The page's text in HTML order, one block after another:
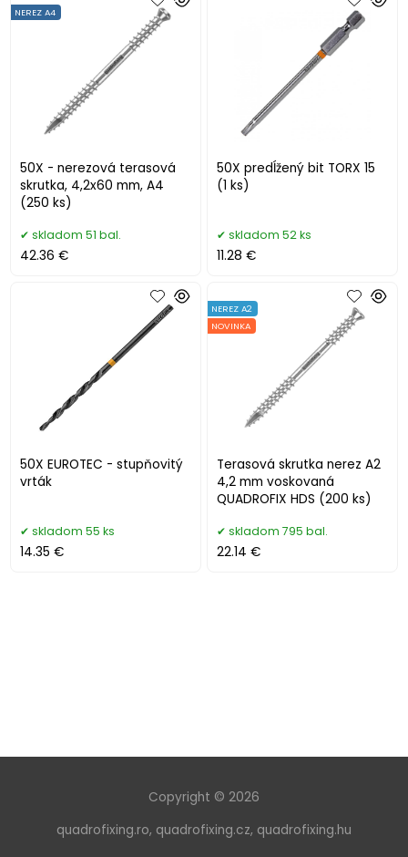
50X - nerezová terasová
skrutka, 4,2x60 mm, A4
(250 ks)
NEREZ A4
skladom 51 bal.
42.36 €
50X predĺžený bit TORX 15
(1 ks)
skladom 52 ks
11.28 €
50X EUROTEC - stupňovitý
vrták
skladom 55 ks
14.35 €
Terasová skrutka nerez A2
4,2 mm voskovaná
QUADROFIX HDS (200 ks)
NEREZ A2
NOVINKA
skladom 795 bal.
22.14 €
Copyright © 2026
quadrofixing.ro, quadrofixing.cz, quadrofixing.hu